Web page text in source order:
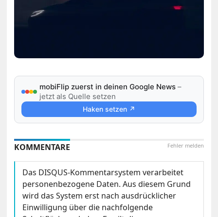
mobiFlip zuerst in deinen Google News –
jetzt als Quelle setzen
Haken setzen ↗
Fehler melden
KOMMENTARE
Das DISQUS-Kommentarsystem verarbeitet
personenbezogene Daten. Aus diesem Grund
wird das System erst nach ausdrücklicher
Einwilligung über die nachfolgende